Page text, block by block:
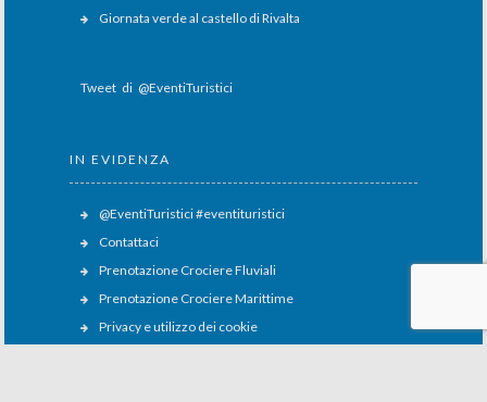
Giornata verde al castello di Rivalta
Tweet di @EventiTuristici
IN EVIDENZA
@EventiTuristici #eventituristici
Contattaci
Prenotazione Crociere Fluviali
Prenotazione Crociere Marittime
Privacy e utilizzo dei cookie